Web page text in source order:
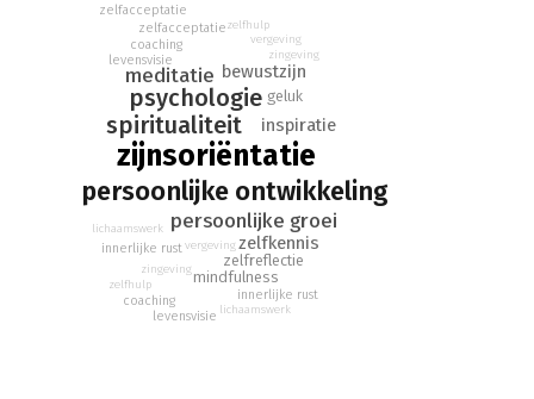
zijnsoriëntatie
persoonlijke ontwikkeling
spiritualiteit
psychologie
persoonlijke groei
meditatie bewustzijn
inspiratie
zelfkennis
geluk
zelfreflectie
mindfulness
vergeving
zingeving
innerlijke rust
lichaamswerk
levensvisie
coaching
zelfacceptatiezelfhulp
vergeving
zingeving
innerlijke rust
lichaamswerk
levensvisie
coaching
zelfacceptatie
zelfhulp